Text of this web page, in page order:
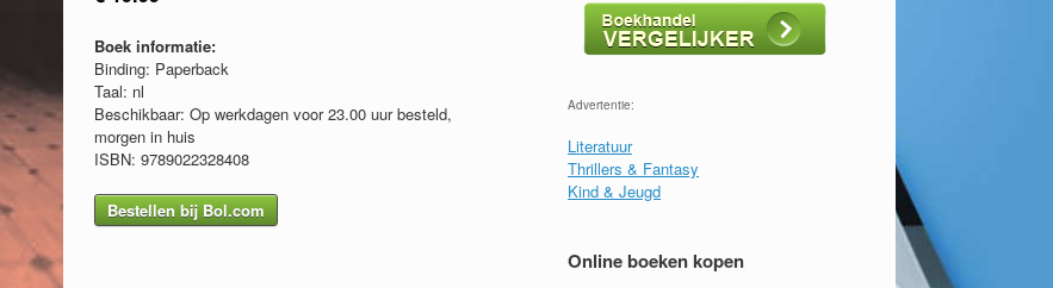
Boek informatie:
Binding: Paperback
Taal: nl
Beschikbaar: Op werkdagen voor 23.00 uur besteld,
morgen in huis
ISBN: 9789022328408
Bestellen bij Bol.com
Advertentie:
Literatuur
Thrillers & Fantasy
Kind & Jeugd
Online boeken kopen